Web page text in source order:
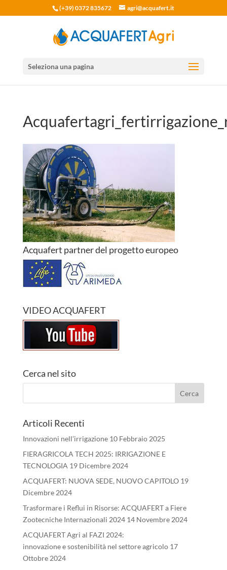
(+39) 0372 835672 agri@acquafert.it
Seleziona una pagina
Acquafert partner del progetto europeo
VIDEO ACQUAFERT
Cerca nel sito
Articoli Recenti
Innovazioni nell’irrigazione 10 Febbraio 2025
FIERAGRICOLA TECH 2025: IRRIGAZIONE E
TECNOLOGIA 19 Dicembre 2024
ACQUAFERT: NUOVA SEDE, NUOVO CAPITOLO 19
Dicembre 2024
Trasformare i Reflui in Risorse: ACQUAFERT a Fiere
Zootecniche Internazionali 2024 14 Novembre 2024
ACQUAFERT Agri al FAZI 2024:
innovazione e sostenibilità nel settore agricolo 17
Ottobre 2024